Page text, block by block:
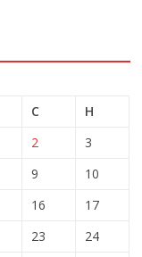
С
Н
2
3
9
10
16
17
23
24